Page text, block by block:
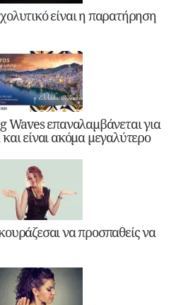
είναι η παρατήρηση
Waves επαναλαμβάνεται για
είναι ακόμα μεγαλύτερο
να προσπαθείς να